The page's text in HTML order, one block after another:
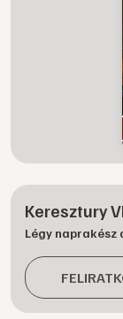
Keresztury
Légy